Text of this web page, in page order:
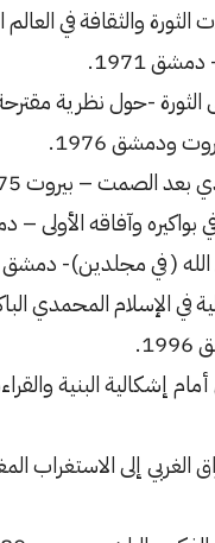
والثقافة في العالم
1971.
الثورة -حول نظرية
ودمشق 1976.
في الإسلام المحمدي
أمام إشكالية البنية
الغربي إلى الاستغراب